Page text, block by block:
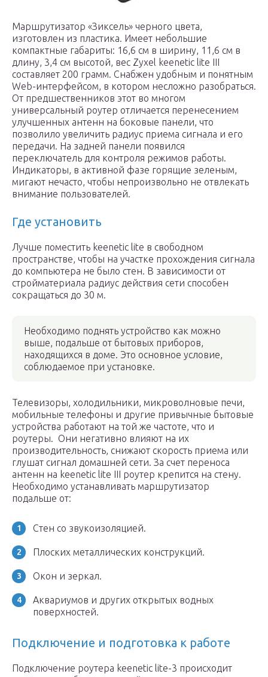
Маршрутизатор «Зиксель» черного цвета,
изготовлен из пластика. Имеет небольшие
компактные габариты: 16,6 см в ширину, 11,6 см в
длину, 3,4 см высотой, вес Zyxel keenetic lite III
составляет 200 грамм. Снабжен удобным и понятным
Web-интерфейсом, в котором несложно разобраться.
От предшественников этот во многом
универсальный роутер отличается перенесением
улучшенных антенн на боковые панели, что
позволило увеличить радиус приема сигнала и его
передачи. На задней панели появился
переключатель для контроля режимов работы.
Индикаторы, в активной фазе горящие зеленым,
мигают нечасто, чтобы непроизвольно не отвлекать
внимание пользователей.
Где установить
Лучше поместить keenetic lite в свободном
пространстве, чтобы на участке прохождения сигнала
до компьютера не было стен. В зависимости от
стройматериала радиус действия сети способен
сокращаться до 30 м.
Необходимо поднять устройство как можно
выше, подальше от бытовых приборов,
находящихся в доме. Это основное условие,
соблюдаемое при установке.
Телевизоры, холодильники, микроволновые печи,
мобильные телефоны и другие привычные бытовые
устройства работают на той же частоте, что и
роутеры. Они негативно влияют на их
производительность, снижают скорость приема или
глушат сигнал домашней сети. За счет переноса
антенн на keenetic lite III роутер крепится на стену.
Необходимо устанавливать маршрутизатор
подальше от:
Стен со звукоизоляцией.
Плоских металлических конструкций.
Окон и зеркал.
Аквариумов и других открытых водных
поверхностей.
Подключение и подготовка к работе
Подключение роутера keenetic lite-3 происходит